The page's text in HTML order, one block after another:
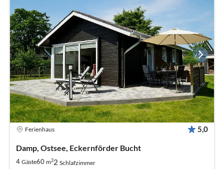
Ferienhaus 5,0
Damp, Ostsee, Eckernförder Bucht
4 Gäste60 m22 Schlafzimmer